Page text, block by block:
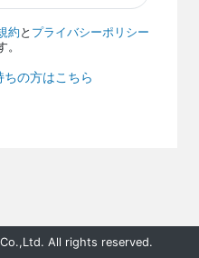
約 と プライバシーポリシー
の方はこちら
All rights reserved.